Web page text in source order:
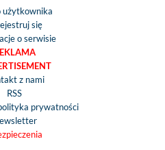
użytkownika
się
o serwisie
z nami
RSS
prywatności